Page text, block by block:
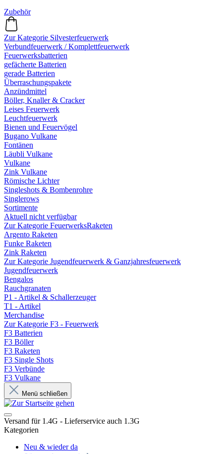
Zubehör
Zur Kategorie Silvesterfeuerwerk
Verbundfeuerwerk / Komplettfeuerwerk
Feuerwerksbatterien
gefächerte Batterien
gerade Batterien
Überraschungspakete
Anzündmittel
Böller, Knaller & Cracker
Leises Feuerwerk
Leuchtfeuerwerk
Bienen und Feuervögel
Bugano Vulkane
Fontänen
Läubli Vulkane
Vulkane
Zink Vulkane
Römische Lichter
Singleshots & Bombenrohre
Singlerows
Sortimente
Aktuell nicht verfügbar
Zur Kategorie FeuerwerksRaketen
Argento Raketen
Funke Raketen
Zink Raketen
Zur Kategorie Jugendfeuerwerk & Ganzjahresfeuerwerk
Jugendfeuerwerk
Bengalos
Rauchgranaten
P1 - Artikel & Schallerzeuger
T1 - Artikel
Merchandise
Zur Kategorie F3 - Feuerwerk
F3 Batterien
F3 Böller
F3 Raketen
F3 Single Shots
F3 Verbünde
F3 Vulkane
Menü schließen
Versand für 1.4G - Lieferservice auch 1.3G
Kategorien
Neu & wieder da